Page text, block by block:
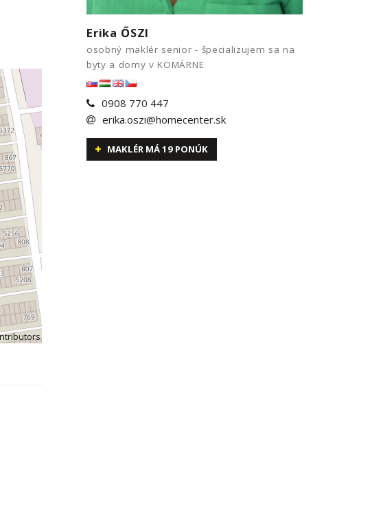
Erika ŐSZI
osobný maklér senior - špecializujem sa na
byty a domy v KOMÁRNE
0908 770 447
erika.oszi@homecenter.sk
MAKLÉR MÁ 19 PONÚK